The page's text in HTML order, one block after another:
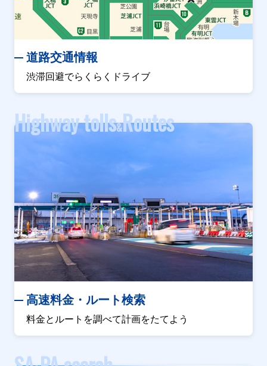
道路交通情報
渋滞回避でらくらくドライブ
Highway tolls&Routes
高速料金・ルート検索
料金とルートを調べて計画をたてよう